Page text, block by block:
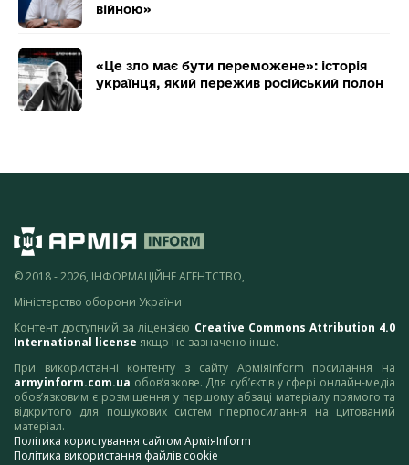
війною»
«Це зло має бути переможене»: історія
українця, який пережив російський полон
© 2018 - 2026, ІНФОРМАЦІЙНЕ АГЕНТСТВО,
Міністерство оборони України
Контент доступний за ліцензією Creative Commons Attribution 4.0
International license якщо не зазначено інше.
При використанні контенту з сайту АрміяInform посилання на
armyinform.com.ua обов’язкове. Для суб’єктів у сфері онлайн-медіа
обов’язковим є розміщення у першому абзаці матеріалу прямого та
відкритого для пошукових систем гіперпосилання на цитований
матеріал.
Політика користування сайтом АрміяInform
Політика використання файлів cookie